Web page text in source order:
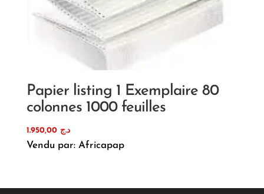
Papier listing 1 Exemplaire 80
colonnes 1000 feuilles
د.ج 1.950,00
Vendu par: Africapap